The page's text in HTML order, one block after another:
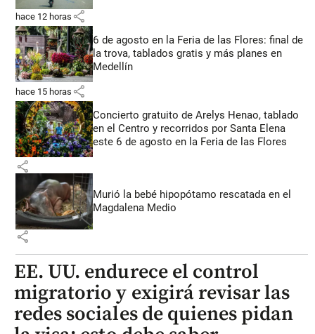
hace 12 horas share
6 de agosto en la Feria de las Flores: final de
la trova, tablados gratis y más planes en
Medellín
hace 15 horas share
Concierto gratuito de Arelys Henao, tablado
en el Centro y recorridos por Santa Elena
este 6 de agosto en la Feria de las Flores
share
Murió la bebé hipopótamo rescatada en el
Magdalena Medio
share
EE. UU. endurece el control
migratorio y exigirá revisar las
redes sociales de quienes pidan